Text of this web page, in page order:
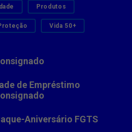
de Empréstimo
Aniversário FGTS
Produtos
Vida 50+